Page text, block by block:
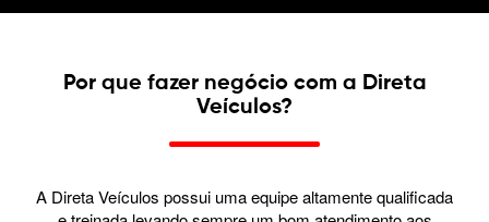
Por que fazer negócio com a Direta
Veículos?
A Direta Veículos possui uma equipe altamente qualificada